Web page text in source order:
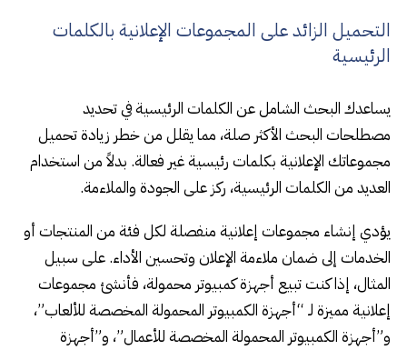
التحميل الزائد على المجموعات الإعلانية بالكلمات
الرئيسية
يساعدك البحث الشامل عن الكلمات الرئيسية في تحديد
مصطلحات البحث الأكثر صلة، مما يقلل من خطر زيادة تحميل
مجموعاتك الإعلانية بكلمات رئيسية غير فعالة. بدلاً من استخدام
العديد من الكلمات الرئيسية، ركز على الجودة والملاءمة.
يؤدي إنشاء مجموعات إعلانية منفصلة لكل فئة من المنتجات أو
الخدمات إلى ضمان ملاءمة الإعلان وتحسين الأداء. على سبيل
المثال، إذا كنت تبيع أجهزة كمبيوتر محمولة، فأنشئ مجموعات
إعلانية مميزة لـ “أجهزة الكمبيوتر المحمولة المخصصة للألعاب”،
و”أجهزة الكمبيوتر المحمولة المخصصة للأعمال”، و”أجهزة